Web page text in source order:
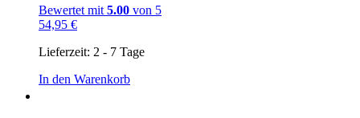
Bewertet mit 5.00 von 5
54,95 €
Lieferzeit: 2 - 7 Tage
In den Warenkorb